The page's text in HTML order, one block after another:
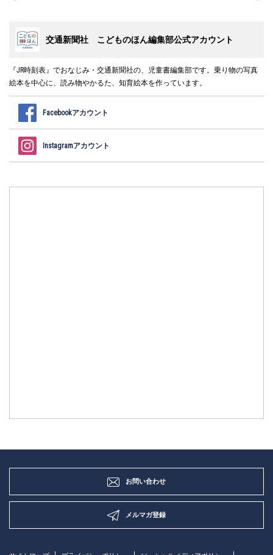
交通新聞社 こどものほん編集部公式アカウント
『JR時刻表』でおなじみ・交通新聞社の、児童書編集部です。乗り物の写真
絵本を中心に、読み物やかるた、知育絵本を作っています。
Facebookアカウント
Instagramアカウント
お問い合わせ
メルマガ登録